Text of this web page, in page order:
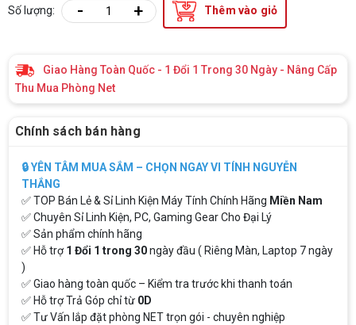
Số lượng: - + Thêm vào giỏ
Giao Hàng Toàn Quốc - 1 Đổi 1 Trong 30 Ngày - Nâng Cấp
Thu Mua Phòng Net
Chính sách bán hàng
🔒 YÊN TÂM MUA SẮM – CHỌN NGAY VI TÍNH NGUYỄN
THẮNG
✅ TOP Bán Lẻ & Sỉ Linh Kiện Máy Tính Chính Hãng Miền Nam
✅ Chuyên Sỉ Linh Kiện, PC, Gaming Gear Cho Đại Lý
✅ Sản phẩm chính hãng
✅ Hỗ trợ1 Đổi 1 trong 30ngày đầu ( Riêng Màn, Laptop 7 ngày
)
✅ Giao hàng toàn quốc – Kiểm tra trước khi thanh toán
✅ Hỗ trợ Trả Góp chỉ từ 0D
✅ Tư Vấn lắp đặt phòng NET trọn gói - chuyên nghiệp